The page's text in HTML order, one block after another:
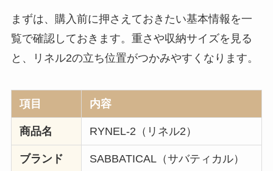
まずは、購入前に押さえておきたい基本情報を一
覧で確認しておきます。重さや収納サイズを見る
と、リネル2の立ち位置がつかみやすくなります。
項目 内容
商品名 RYNEL-2（リネル2）
ブランド SABBATICAL（サバティカル）